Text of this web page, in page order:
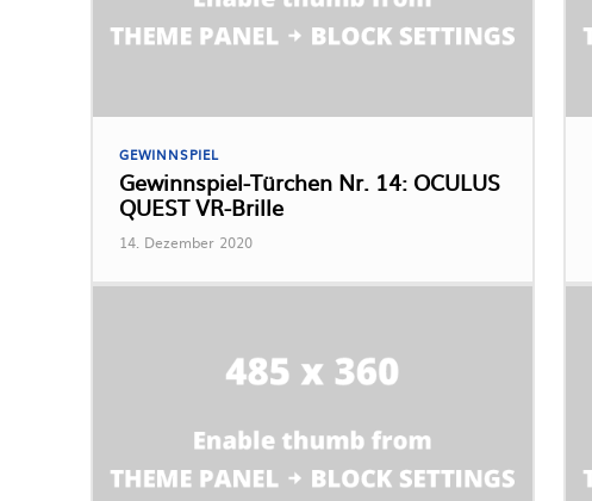
GEWINNSPIEL
Gewinnspiel-Türchen Nr. 14: OCULUS
QUEST VR-Brille
14. Dezember 2020